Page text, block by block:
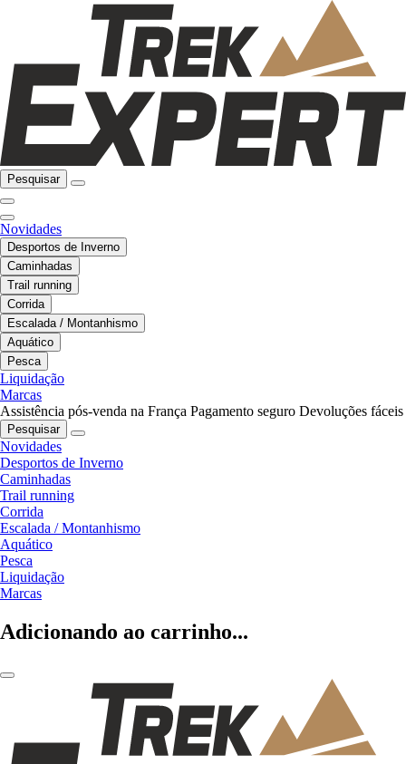
Pesquisar
Novidades
Desportos de Inverno
Caminhadas
Trail running
Corrida
Escalada / Montanhismo
Aquático
Pesca
Liquidação
Marcas
Assistência pós-venda na França Pagamento seguro Devoluções fáceis
Pesquisar
Novidades
Desportos de Inverno
Caminhadas
Trail running
Corrida
Escalada / Montanhismo
Aquático
Pesca
Liquidação
Marcas
Adicionando ao carrinho...